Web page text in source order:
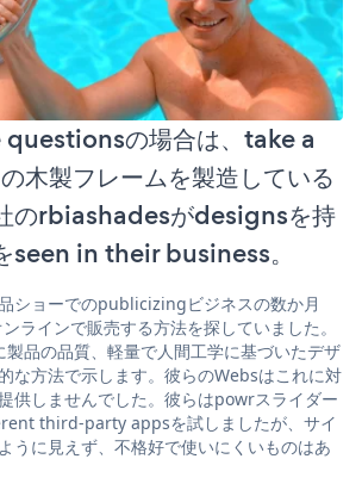
questionsの場合は、take a
木製フレームを製造している
のrbiashadesがdesignsを持
seen in their business。
ショーでのpublicizingビジネスの数か月
ラインで販売する方法を探していました。
品の品質、軽量で人間工学に基づいたデザ
な方法で示します。彼らのWebsはこれに対
供しませんでした。彼らはpowrスライダー
third-party appsを試しましたが、サイ
うに見えず、不格好で使いにくいものはあ